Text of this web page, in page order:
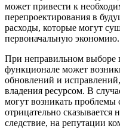
может привести к
перепроектирования в
расходы, которые могут
первоначальную экономию.
При неправильном выборе
функционале может
обновлений и
владения ресурсом. В
могут возникать проблемы
отрицательно сказывается
следствие, на репутации